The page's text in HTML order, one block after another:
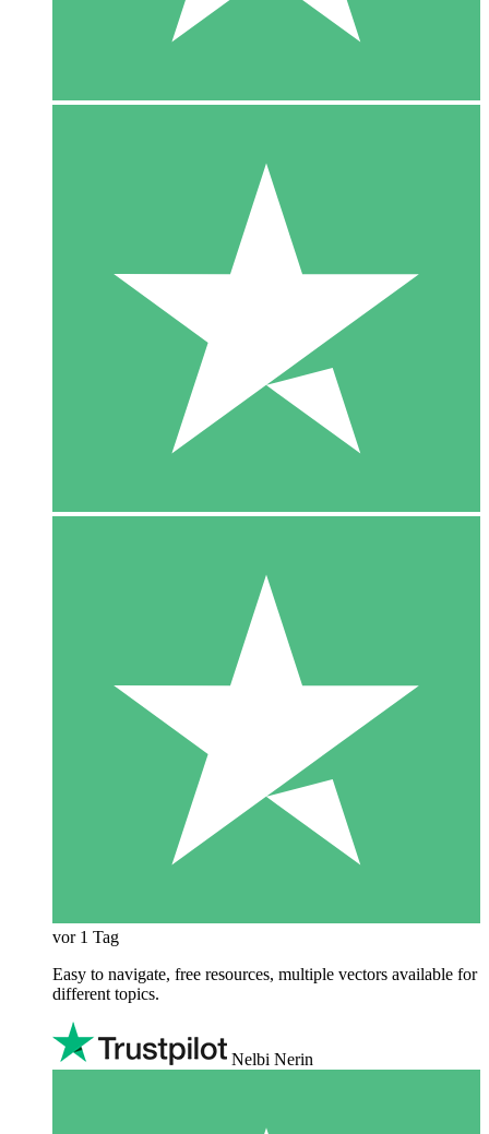
vor 1 Tag
Easy to navigate, free resources, multiple vectors available for
different topics.
Nelbi Nerin